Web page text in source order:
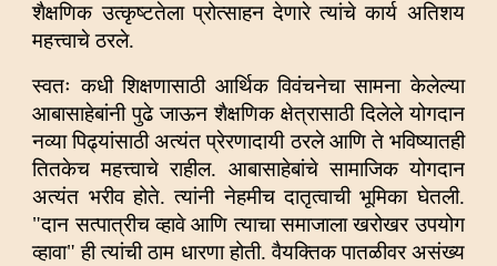
शैक्षणिक उत्कृष्टतेला प्रोत्साहन देणारे त्यांचे कार्य अतिशय
महत्त्वाचे ठरले.
स्वतः कधी शिक्षणासाठी आर्थिक विवंचनेचा सामना केलेल्या
आबासाहेबांनी पुढे जाऊन शैक्षणिक क्षेत्रासाठी दिलेले योगदान
नव्या पिढ्यांसाठी अत्यंत प्रेरणादायी ठरले आणि ते भविष्यातही
तितकेच महत्त्वाचे राहील. आबासाहेबांचे सामाजिक योगदान
अत्यंत भरीव होते. त्यांनी नेहमीच दातृत्वाची भूमिका घेतली.
"दान सत्पात्रीच व्हावे आणि त्याचा समाजाला खरोखर उपयोग
व्हावा" ही त्यांची ठाम धारणा होती. वैयक्तिक पातळीवर असंख्य